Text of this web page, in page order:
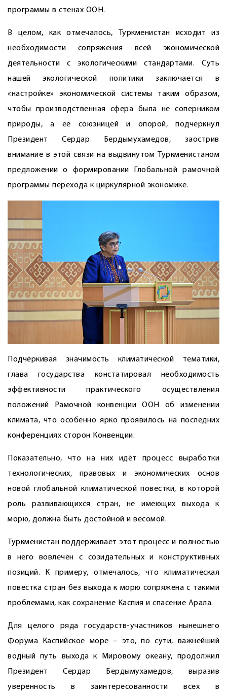
программы в стенах ООН.
В целом, как отмечалось, Туркменистан исходит из
необходимости сопряжения всей экономической
деятельности с экологическими стандартами. Суть
нашей экологической политики заключается в
«настройке» экономической системы таким образом,
чтобы производственная сфера была не соперником
природы, а её союзницей и опорой, подчеркнул
Президент Сердар Бердымухамедов, заострив
внимание в этой связи на выдвинутом Туркменистаном
предложении о формировании Глобальной рамочной
программы перехода к циркулярной экономике.
Подчёркивая значимость климатической тематики,
глава государства констатировал необходимость
эффективности практического осуществления
положений Рамочной конвенции ООН об изменении
климата, что особенно ярко проявилось на последних
конференциях сторон Конвенции.
Показательно, что на них идёт процесс выработки
технологических, правовых и экономических основ
новой глобальной климатической повестки, в которой
роль развивающихся стран, не имеющих выхода к
морю, должна быть достойной и весомой.
Туркменистан поддерживает этот процесс и полностью
в него вовлечён с созидательных и конструктивных
позиций. К примеру, отмечалось, что климатическая
повестка стран без выхода к морю сопряжена с такими
проблемами, как сохранение Каспия и спасение Арала.
Для целого ряда государств-участников нынешнего
Форума Каспийское море – это, по сути, важнейший
водный путь выхода к Мировому океану, продолжил
Президент Сердар Бердымухамедов, выразив
уверенность в заинтересованности всех в